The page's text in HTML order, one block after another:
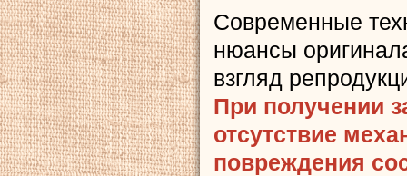
Современные
нюансы
взгляд
При получении
отсутствие
повреждения